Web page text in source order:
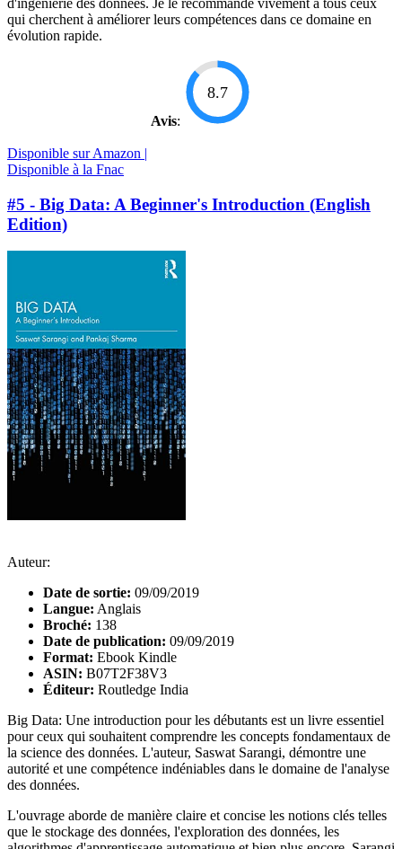
d'ingénierie des données. Je le recommande vivement à tous ceux
qui cherchent à améliorer leurs compétences dans ce domaine en
évolution rapide.
Avis:
8.7
Disponible sur Amazon |
Disponible à la Fnac
#5 - Big Data: A Beginner's Introduction (English
Edition)
Auteur:
Date de sortie: 09/09/2019
Langue: Anglais
Broché: 138
Date de publication: 09/09/2019
Format: Ebook Kindle
ASIN: B07T2F38V3
Éditeur: Routledge India
Big Data: Une introduction pour les débutants est un livre essentiel
pour ceux qui souhaitent comprendre les concepts fondamentaux de
la science des données. L'auteur, Saswat Sarangi, démontre une
autorité et une compétence indéniables dans le domaine de l'analyse
des données.
L'ouvrage aborde de manière claire et concise les notions clés telles
que le stockage des données, l'exploration des données, les